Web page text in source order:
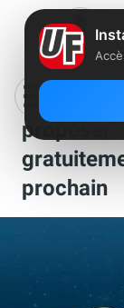
[MàJ]
prochain